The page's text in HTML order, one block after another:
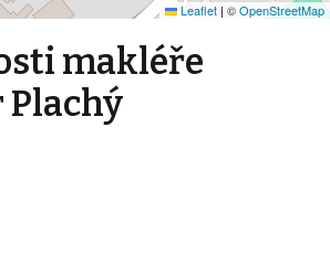
Leaflet | ©OpenStreetMap
makléře